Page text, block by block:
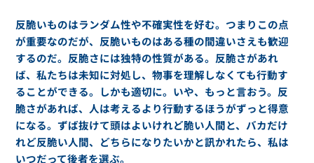
反脆いものはランダム性や不確実性を好む。つまりこの点
が重要なのだが、反脆いものはある種の間違いさえも歓迎
するのだ。反脆さには独特の性質がある。反脆さがあれ
ば、私たちは未知に対処し、物事を理解しなくても行動す
ることができる。しかも適切に。いや、もっと言おう。反
脆さがあれば、人は考えるより行動するほうがずっと得意
になる。ずば抜けて頭はよいけれど脆い人間と、バカだけ
れど反脆い人間、どちらになりたいかと訊かれたら、私は
いつだって後者を選ぶ。